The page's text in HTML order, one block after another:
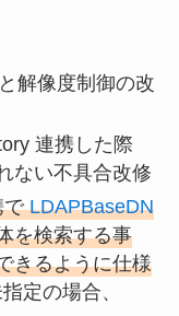
解像度制御の改
連携した際
ない不具合改修
でLDAPBaseDN
を検索する事
きるように仕様
定の場合、